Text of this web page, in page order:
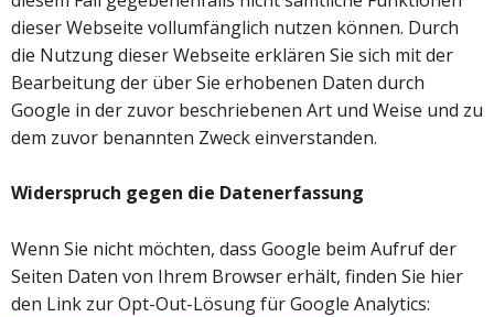
dieser Webseite vollumfänglich nutzen können. Durch
die Nutzung dieser Webseite erklären Sie sich mit der
Bearbeitung der über Sie erhobenen Daten durch
Google in der zuvor beschriebenen Art und Weise und zu
dem zuvor benannten Zweck einverstanden.
Widerspruch gegen die Datenerfassung
Wenn Sie nicht möchten, dass Google beim Aufruf der
Seiten Daten von Ihrem Browser erhält, finden Sie hier
den Link zur Opt-Out-Lösung für Google Analytics: